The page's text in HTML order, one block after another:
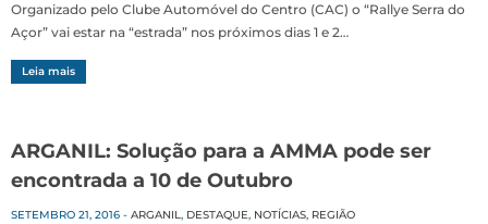
Organizado pelo Clube Automóvel do Centro (CAC) o “Rallye Serra do
Açor” vai estar na “estrada” nos próximos dias 1 e 2…
Leia mais
ARGANIL: Solução para a AMMA pode ser
encontrada a 10 de Outubro
SETEMBRO 21, 2016 - ARGANIL, DESTAQUE, NOTÍCIAS, REGIÃO